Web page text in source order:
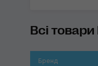
Всі
Бренд